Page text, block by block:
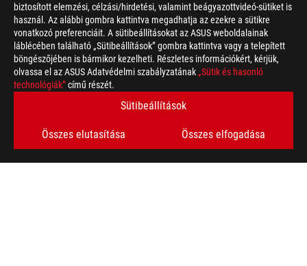
biztosított elemzési, célzási/hirdetési, valamint beágyazottvideó-sütiket is
használ. Az alábbi gombra kattintva megadhatja az ezekre a sütikre
vonatkozó preferenciáit. A sütibeállításokat az ASUS weboldalainak
láblécében található „Sütibeállítások” gombra kattintva vagy a telepített
böngészőjében is bármikor kezelheti. Részletes információkért, kérjük,
olvassa el az ASUS Adatvédelmi szabályzatának „Sütik és hasonló
technológiák”című részét.
Sütibeállítások
Összes elutasítása Összes elfogadása